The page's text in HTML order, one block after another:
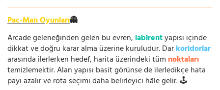
Pac-Man Oyunları👻
Arcade geleneğinden gelen bu evren, labirentyapısı içinde
dikkat ve doğru karar alma üzerine kuruludur. Darkoridorlar
arasında ilerlerken hedef, harita üzerindeki tüm noktaları
temizlemektir. Alan yapısı basit görünse de ilerledikçe hata
payı azalır ve rota seçimi daha belirleyici hâle gelir. 🕹️